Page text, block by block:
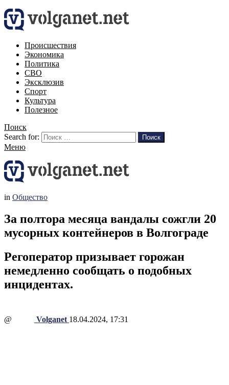
Происшествия
Экономика
Политика
СВО
Эксклюзив
Спорт
Культура
Полезное
Поиск
Search for:
Поиск
Меню
in Общество
За полтора месяца вандалы сожгли 20
мусорных контейнеров в Волгограде
Регоператор призывает горожан
немедленно сообщать о подобных
инцидентах.
@ Volganet 18.04.2024, 17:31